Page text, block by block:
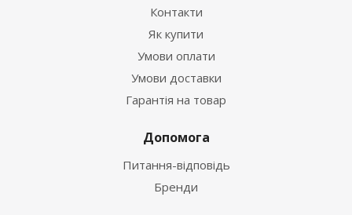
Контакти
Як купити
Умови оплати
Умови доставки
Гарантія на товар
Допомога
Питання-відповідь
Бренди